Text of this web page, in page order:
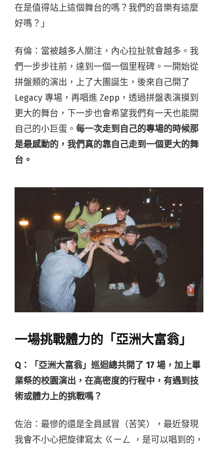
在是值得站上這個舞台的嗎？我們的音樂有這麼
好嗎？」
有倫：當被越多人關注，內心拉扯就會越多。我
們一步步往前，達到一個一個里程碑。一開始從
拼盤類的演出，上了大團誕生，後來自己開了
Legacy 專場，再唱進 Zepp，透過拼盤表演摸到
更大的舞台，下一步也會希望我們有一天也能開
自己的小巨蛋。 每一次走到自己的專場的時候那
是最感動的，我們真的靠自己走到一個更大的舞
台。
一場挑戰體力的「亞洲大富翁」
Q：
「亞洲大富翁」巡迴總共開了 17 場，加上畢
業祭的校園演出，在高密度的行程中，有遇到技
術或體力上的挑戰嗎？
佐治 ：最慘的還是全員感冒（苦笑），最近發現
我會不小心把旋律寫太 ㄍㄧㄥ ，是可以唱到的，